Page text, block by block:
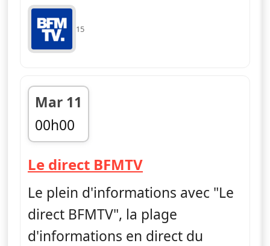
15
Mar 11
00h00
fin 06h00
Le direct BFMTV— Le direct
Le plein d'informations avec "Le
direct BFMTV", la plage
d'informations en direct du